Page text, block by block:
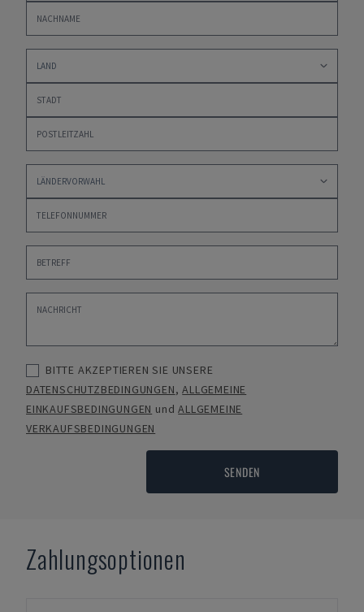
BITTE AKZEPTIEREN SIE UNSERE
DATENSCHUTZBEDINGUNGEN,ALLGEMEINE
EINKAUFSBEDINGUNGEN undALLGEMEINE
VERKAUFSBEDINGUNGEN
SENDEN
Zahlungsoptionen